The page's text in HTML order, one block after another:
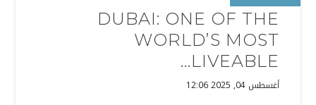
DUBAI: ONE OF THE
WORLD’S MOST
LIVEABLE...
أغسطس 04, 2025 12:06